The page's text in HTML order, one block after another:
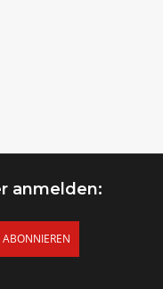
anmelden:
ABONNIEREN